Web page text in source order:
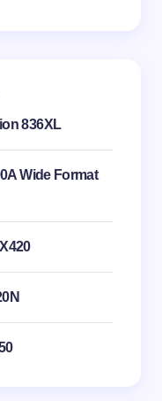
836XL
Wide Format